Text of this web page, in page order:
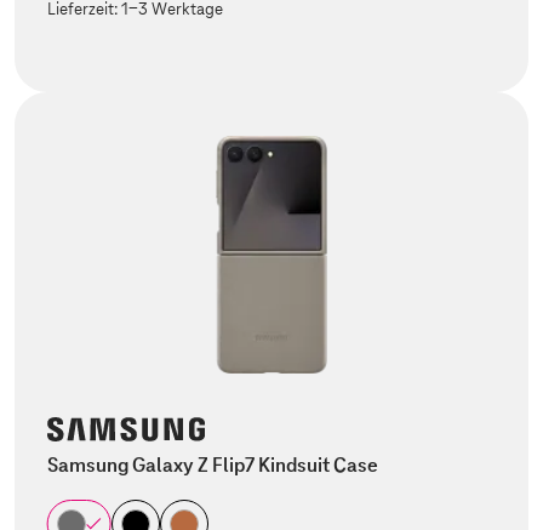
Lieferzeit:1-3 Werktage
Samsung Galaxy Z Flip7 Kindsuit Case